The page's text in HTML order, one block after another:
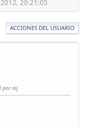
20:21:05
ACCIONES DEL USUARIO
por nij